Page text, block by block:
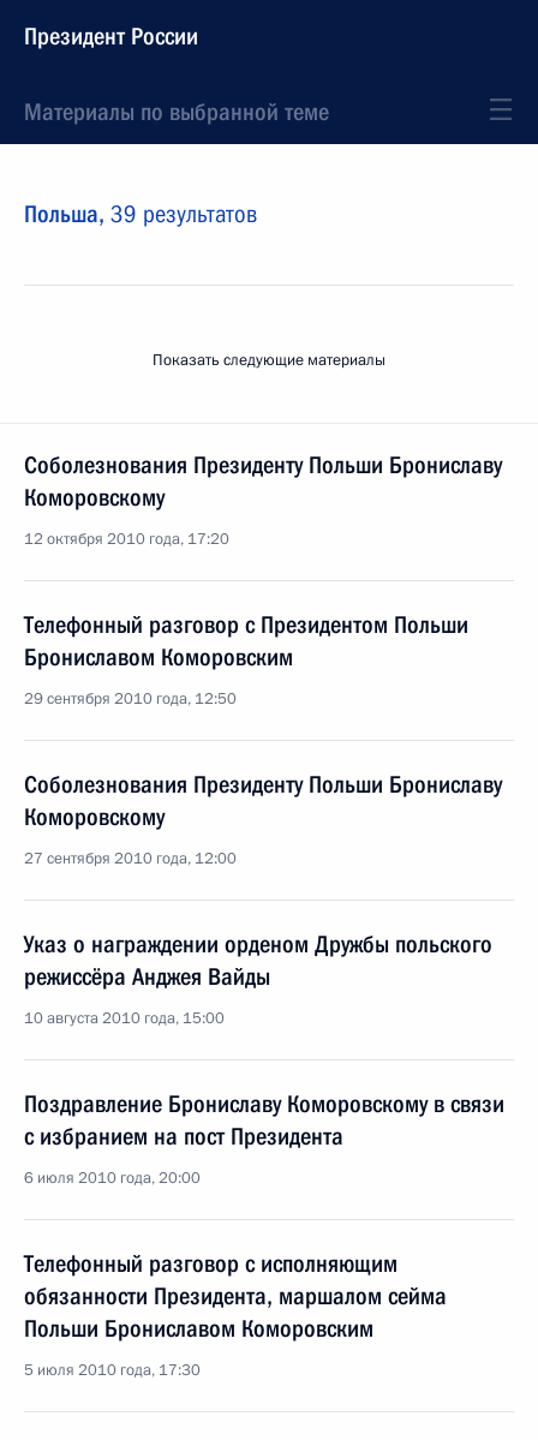
Президент России
Материалы по выбранной теме
Польша, 39 результатов
Показать следующие материалы
Соболезнования Президенту Польши Брониславу
Коморовскому
12 октября 2010 года, 17:20
Телефонный разговор с Президентом Польши
Брониславом Коморовским
29 сентября 2010 года, 12:50
Соболезнования Президенту Польши Брониславу
Коморовскому
27 сентября 2010 года, 12:00
Указ о награждении орденом Дружбы польского
режиссёра Анджея Вайды
10 августа 2010 года, 15:00
Поздравление Брониславу Коморовскому в связи
с избранием на пост Президента
6 июля 2010 года, 20:00
Телефонный разговор с исполняющим
обязанности Президента, маршалом сейма
Польши Брониславом Коморовским
5 июля 2010 года, 17:30